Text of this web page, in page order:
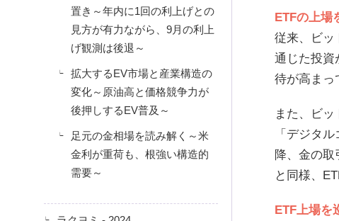
置き～年内に1回の利上げとの
見方が有力ながら、9月の利上
げ観測は後退～
拡大するEV市場と産業構造の
変化～原油高と価格競争力が
後押しするEV普及～
足元の金相場を読み解く～米
金利が重荷も、根強い構造的
需要～
ETFの上場
従来、ビッ
通じた投資
待が高まっ
また、ビ
「デジタ
降、金の
と同様、
ETF上場を